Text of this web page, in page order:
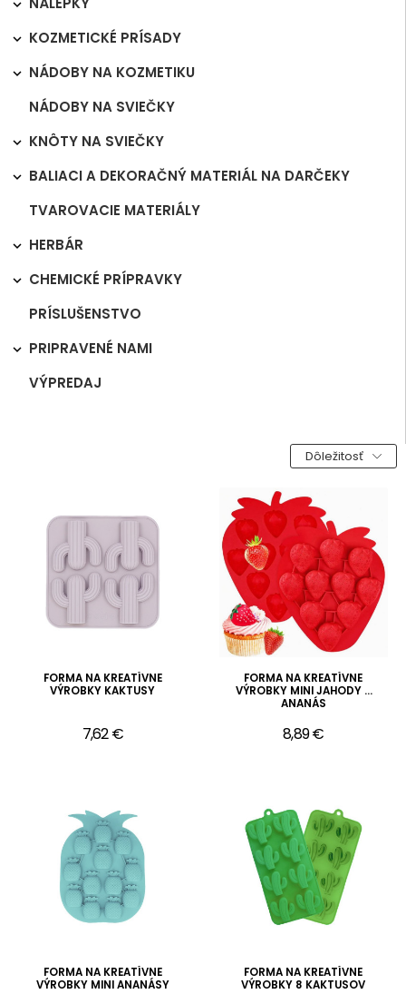

KOZMETICKÉ PRÍSADY

NÁDOBY NA KOZMETIKU

NÁDOBY NA SVIEČKY
KNÔTY NA SVIEČKY

BALIACI A DEKORAČNÝ MATERIÁL NA DARČEKY

TVAROVACIE MATERIÁLY
HERBÁR

CHEMICKÉ PRÍPRAVKY

PRÍSLUŠENSTVO
PRIPRAVENÉ NAMI

VÝPREDAJ
Dôležitosť
FORMA NA KREATÍVNE
VÝROBKY KAKTUSY
7,62 €
FORMA NA KREATÍVNE
VÝROBKY MINI JAHODY A
ANANÁS
8,89 €
FORMA NA KREATÍVNE
VÝROBKY MINI ANANÁSY
FORMA NA KREATÍVNE
VÝROBKY 8 KAKTUSOV